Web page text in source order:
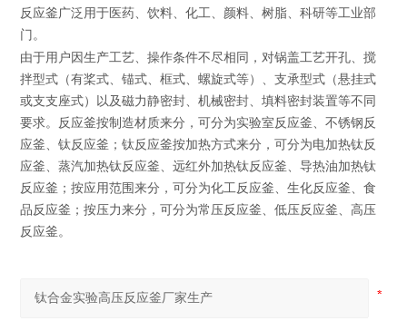
反应釜广泛用于医药、饮料、化工、颜料、树脂、科研等工业部
门。
由于用户因生产工艺、操作条件不尽相同，对锅盖工艺开孔、搅
拌型式（有桨式、锚式、框式、螺旋式等）、支承型式（悬挂式
或支支座式）以及磁力静密封、机械密封、填料密封装置等不同
要求。反应釜按制造材质来分，可分为实验室反应釜、不锈钢反
应釜、钛反应釜；钛反应釜按加热方式来分，可分为电加热钛反
应釜、蒸汽加热钛反应釜、远红外加热钛反应釜、导热油加热钛
反应釜；按应用范围来分，可分为化工反应釜、生化反应釜、食
品反应釜；按压力来分，可分为常压反应釜、低压反应釜、高压
反应釜。